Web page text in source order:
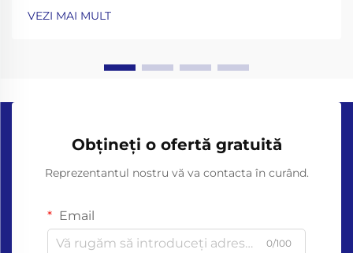
siguranță. Cu toate acestea, mănușile tradiționale
VEZI MAI MULT
Obțineți o ofertă gratuită
Reprezentantul nostru vă va contacta în curând.
Email
0/100